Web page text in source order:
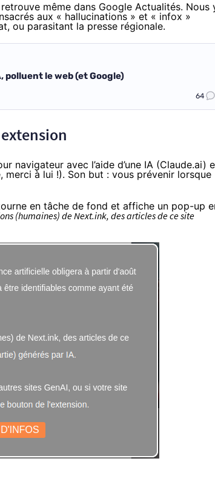
même dans Google Actualités. Nous
aux « hallucinations » et « infox »
ou parasitant la presse régionale.
polluent le web (et Google)
64
navigateur avec l’aide d’une IA (Claude.ai)
merci à lui !). Son but : vous prévenir lorsque
en tâche de fond et affiche un pop-up
(humaines) de Next.ink, des articles de ce site